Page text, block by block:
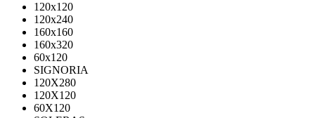
120x120
120x240
160x160
160x320
60x120
SIGNORIA
120X280
120Х120
60X120